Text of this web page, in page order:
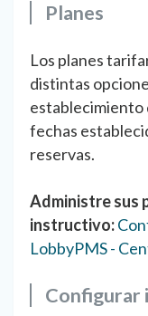
Planes
Los planes
distintas
establecimiento
fechas
reservas.
Administre sus
instructivo:
LobbyPMS -
Configurar